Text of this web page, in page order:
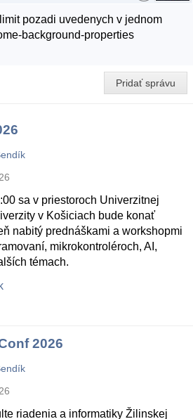
pozadi uvedenych v jednom
background-properties
Pridať správu
sa v priestoroch Univerzitnej
v Košiciach bude konať
nabitý prednáškami a workshopmi
mikrokontroléroch, AI,
témach.
2026
riadenia a informatiky Žilinskej